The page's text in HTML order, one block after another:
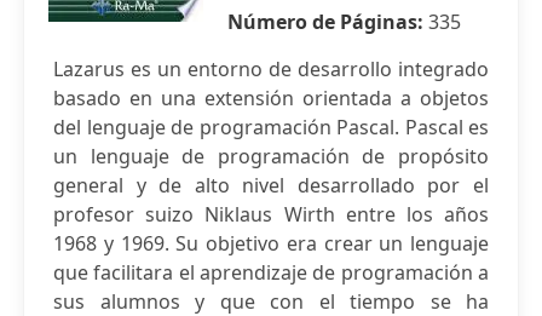
Número de Páginas: 335
Lazarus es un entorno de desarrollo integrado
basado en una extensión orientada a objetos
del lenguaje de programación Pascal. Pascal es
un lenguaje de programación de propósito
general y de alto nivel desarrollado por el
profesor suizo Niklaus Wirth entre los años
1968 y 1969. Su objetivo era crear un lenguaje
que facilitara el aprendizaje de programación a
sus alumnos y que con el tiempo se ha